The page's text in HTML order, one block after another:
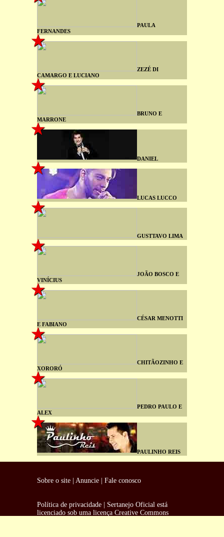
PAULA
FERNANDES
ZEZÉ DI
CAMARGO E LUCIANO
BRUNO E
MARRONE
DANIEL
LUCAS LUCCO
GUSTTAVO LIMA
JOÃO BOSCO E
VINÍCIUS
CÉSAR MENOTTI
E FABIANO
CHITÃOZINHO E
XORORÓ
PEDRO PAULO E
ALEX
PAULINHO REIS
Sobre o site Anuncie Fale conosco
Política de privacidade Sertanejo Oficial está
licenciado sob uma licença Creative Commons